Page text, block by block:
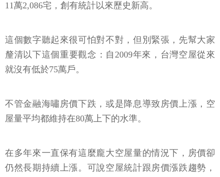
11萬2,086宅，創有統計以來歷史新高。
這個數字聽起來很可怕對不對，但別緊張，先幫大家
釐清以下這個重要觀念：自2009年來，台灣空屋從來
就沒有低於75萬戶。
不管金融海嘯房價下跌，或是降息導致房價上漲，空
屋量平均都維持在80萬上下的水準。
在多年來一直保有這麼龐大空屋量的情況下，房價卻
仍然長期持續上漲。可說空屋統計跟房價漲跌趨勢，